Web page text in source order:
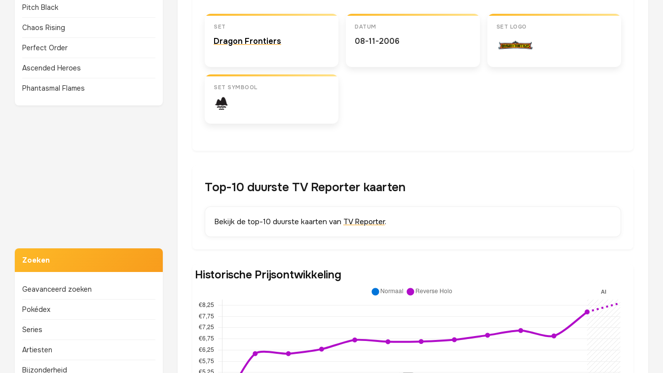
Pitch Black
Chaos Rising
Perfect Order
Ascended Heroes
Phantasmal Flames
Zoeken
Geavanceerd zoeken
Pokédex
Series
Artiesten
Bijzonderheid
SET
Dragon Frontiers
DATUM
08-11-2006
SET LOGO
SET SYMBOOL
Top-10 duurste TV Reporter kaarten
Bekijk de top-10 duurste kaarten van TV Reporter.
Historische Prijsontwikkeling